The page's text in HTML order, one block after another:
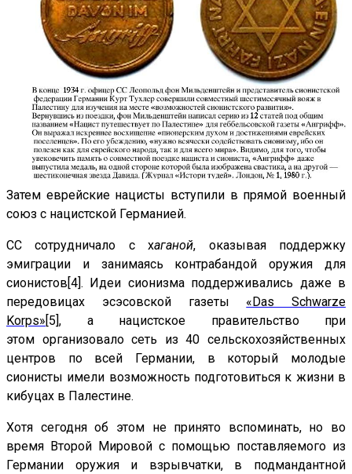
Затем еврейские нацисты вступили в прямой военный
союз с нацистской Германией.
СС сотрудничало с хаганой, оказывая поддержку
эмиграции и занимаясь контрабандой оружия для
сионистов[4]. Идеи сионизма поддерживались даже в
передовицах эсэсовской газеты «Das Schwarze
Korps» [5], а нацистское правительство при
этом организовало сеть из 40 сельскохозяйственных
центров по всей Германии, в который молодые
сионисты имели возможность подготовиться к жизни в
кибуцах в Палестине.
Хотя сегодня об этом не принято вспоминать, но во
время Второй Мировой с помощью поставляемого из
Германии оружия и взрывчатки, в подмандантной